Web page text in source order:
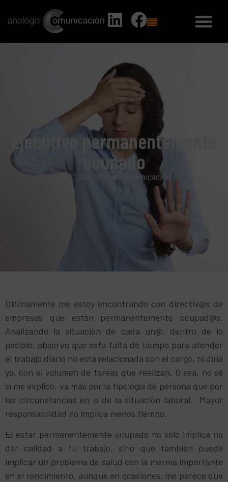
Ejecutivo permanentemente
ocupado
11/02/2021 Comunicación
Últimamente me estoy encontrando con directiv@s de
empresas que están permanentemente ocupad@s.
Analizando la situación de cada un@, dentro de lo
posible, observo que esta falta de tiempo para atender
el trabajo diario no está relacionada con el cargo, ni diría
yo, con el volumen de tareas que realizan. O sea, no sé
si me explico, va más por la tipología de persona que por
las circunstancias en sí de la situación laboral. Mayor
responsabilidad no implica menos tiempo.
El estar permanentemente ocupado no solo implica no
dar calidad a tu trabajo, sino que también puede
implicar un problema de salud con la merma importante
en el rendimiento, aunque en ocasiones, me parece que